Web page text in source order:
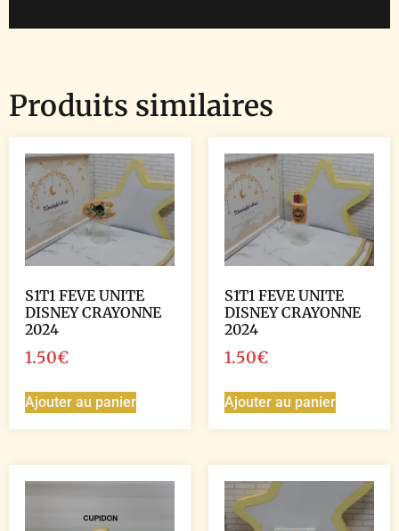
Produits similaires
S1T1 FEVE UNITE
DISNEY CRAYONNE
2024
1.50€
Ajouter au panier
S1T1 FEVE UNITE
DISNEY CRAYONNE
2024
1.50€
Ajouter au panier